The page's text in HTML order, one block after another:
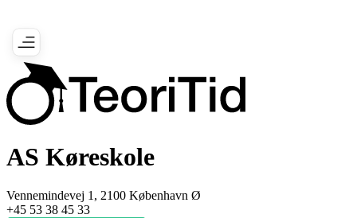
AS Køreskole
Vennemindevej 1, 2100 København Ø
+45 53 38 45 33